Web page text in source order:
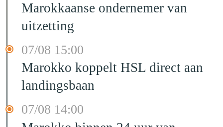
Marokkaanse ondernemer van
uitzetting
07/08 15:00
Marokko koppelt HSL direct aan
landingsbaan
07/08 14:00